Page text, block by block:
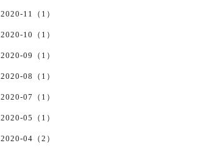
2020-11（1）
2020-10（1）
2020-09（1）
2020-08（1）
2020-07（1）
2020-05（1）
2020-04（2）